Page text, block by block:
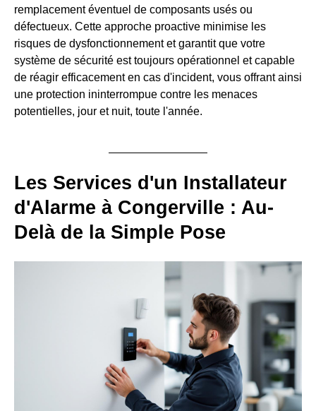
remplacement éventuel de composants usés ou
défectueux. Cette approche proactive minimise les
risques de dysfonctionnement et garantit que votre
système de sécurité est toujours opérationnel et capable
de réagir efficacement en cas d'incident, vous offrant ainsi
une protection ininterrompue contre les menaces
potentielles, jour et nuit, toute l'année.
Les Services d'un Installateur
d'Alarme à Congerville : Au-
Delà de la Simple Pose